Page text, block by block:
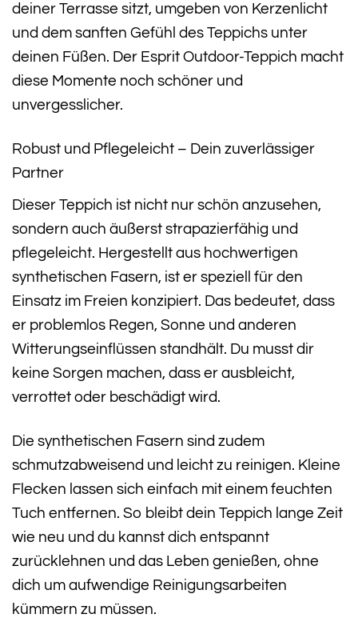
deiner Terrasse sitzt, umgeben von Kerzenlicht
und dem sanften Gefühl des Teppichs unter
deinen Füßen. Der Esprit Outdoor-Teppich macht
diese Momente noch schöner und
unvergesslicher.
Robust und Pflegeleicht – Dein zuverlässiger
Partner
Dieser Teppich ist nicht nur schön anzusehen,
sondern auch äußerst strapazierfähig und
pflegeleicht. Hergestellt aus hochwertigen
synthetischen Fasern, ist er speziell für den
Einsatz im Freien konzipiert. Das bedeutet, dass
er problemlos Regen, Sonne und anderen
Witterungseinflüssen standhält. Du musst dir
keine Sorgen machen, dass er ausbleicht,
verrottet oder beschädigt wird.
Die synthetischen Fasern sind zudem
schmutzabweisend und leicht zu reinigen. Kleine
Flecken lassen sich einfach mit einem feuchten
Tuch entfernen. So bleibt dein Teppich lange Zeit
wie neu und du kannst dich entspannt
zurücklehnen und das Leben genießen, ohne
dich um aufwendige Reinigungsarbeiten
kümmern zu müssen.